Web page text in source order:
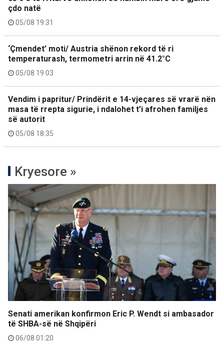
çdo natë
05/08 19:31
‘Çmendet’ moti/ Austria shënon rekord të ri
temperaturash, termometri arrin në 41.2°C
05/08 19:03
Vendim i papritur/ Prindërit e 14-vjeçares së vrarë nën
masa të rrepta sigurie, i ndalohet t’i afrohen familjes
së autorit
05/08 18:35
Kryesore »
Senati amerikan konfirmon Eric P. Wendt si ambasador
të SHBA-së në Shqipëri
06/08 01:20